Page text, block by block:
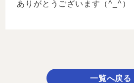
ありがとうございます（^_^）
一覧へ戻る